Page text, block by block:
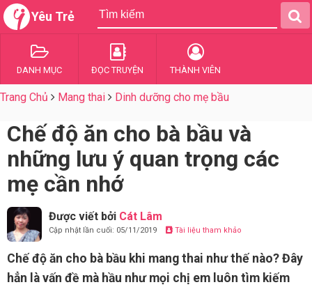
Yêu Trẻ
DANH MỤC ĐỌC TRUYỆN THÀNH VIÊN
Trang Chủ Mang thai Dinh dưỡng cho mẹ bầu
Chế độ ăn cho bà bầu và
những lưu ý quan trọng các
mẹ cần nhớ
Được viết bởi Cát Lâm
Cập nhật lần cuối: 05/11/2019 Tài liệu tham khảo
Chế độ ăn cho bà bầu khi mang thai như thế nào? Đây
hẳn là vấn đề mà hầu như mọi chị em luôn tìm kiếm